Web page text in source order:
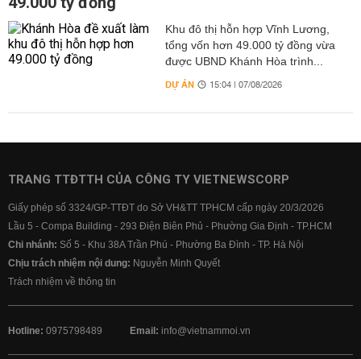
Khu đô thị hỗn hợp Vĩnh Lương,
tổng vốn hơn 49.000 tỷ đồng vừa
được UBND Khánh Hòa trình...
DỰ ÁN 15:04 | 07/08/2026
TRANG TTĐTTH CỦA CÔNG TY VIETNEWSCORP
Giấy phép số 3324/GP-TTĐT do Sở VH&TT TPHCM cấp ngày 20/3/2026
Lầu 5 - Compa Building - 293 Điện Biên Phủ - Phường Gia Định - TP.HCM
Chi nhánh: Số 5 - Khu 38A Trần Phú - Phường Ba Đình - TP. Hà Nội
Chịu trách nhiệm nội dung: Nguyễn Minh Quyết
Trách nhiệm về thông tin
Hotline: 0975798489 Email: info@vietnammoi.vn